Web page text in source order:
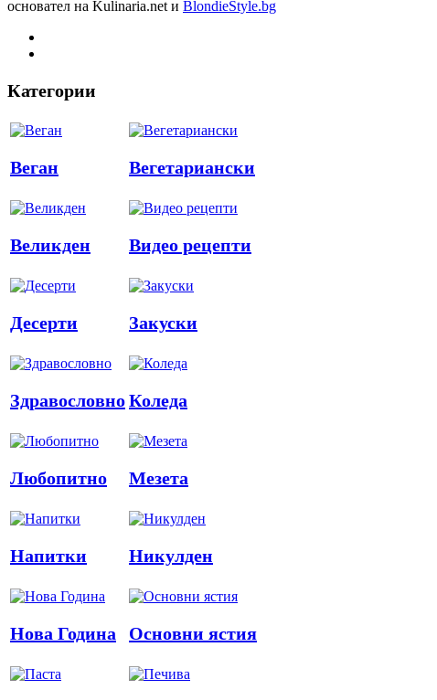
основател на Kulinaria.net и BlondieStyle.bg
Категории
Веган Вегетариански
Великден Видео рецепти
Десерти Закуски
ЗдравословноКоледа
Любопитно Мезета
Напитки Никулден
Нова Година Основни ястия